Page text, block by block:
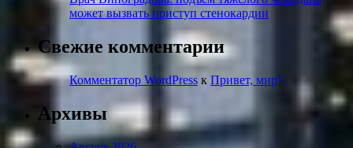
может вызвать приступ стенокардии
Свежие комментарии
Комментатор WordPress к Привет, мир!
Архивы